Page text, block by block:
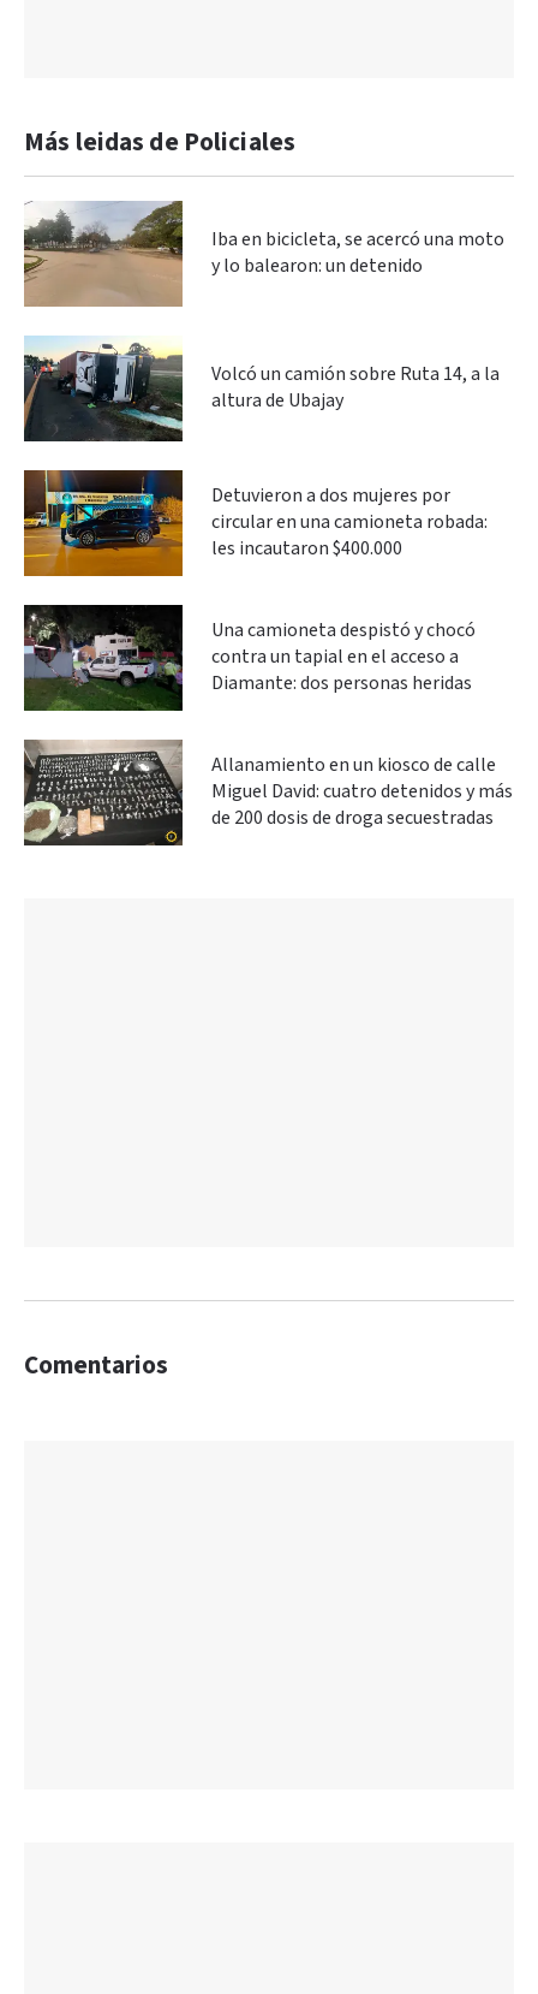
Más leidas de Policiales
Iba en bicicleta, se acercó una moto
y lo balearon: un detenido
Volcó un camión sobre Ruta 14, a la
altura de Ubajay
Detuvieron a dos mujeres por
circular en una camioneta robada:
les incautaron $400.000
Una camioneta despistó y chocó
contra un tapial en el acceso a
Diamante: dos personas heridas
Allanamiento en un kiosco de calle
Miguel David: cuatro detenidos y más
de 200 dosis de droga secuestradas
Comentarios